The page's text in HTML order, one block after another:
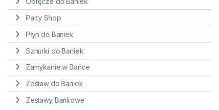
Party Shop
Płyn do Baniek
Sznurki do Baniek
Zamykanie w Bańce
Zestaw do Baniek
Zestawy Bańkowe